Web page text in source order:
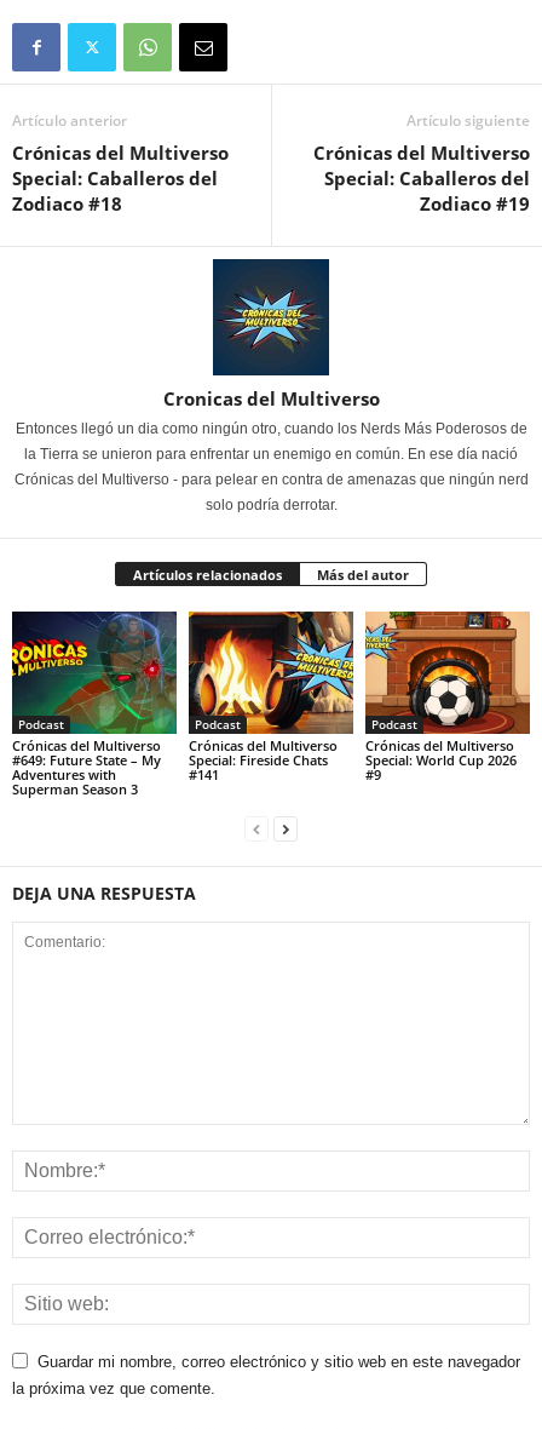
Artículo anterior
Crónicas del Multiverso
Special: Caballeros del
Zodiaco #18
Artículo siguiente
Crónicas del Multiverso
Special: Caballeros del
Zodiaco #19
Cronicas del Multiverso
Entonces llegó un dia como ningún otro, cuando los Nerds Más Poderosos de
la Tierra se unieron para enfrentar un enemigo en común. En ese día nació
Crónicas del Multiverso - para pelear en contra de amenazas que ningún nerd
solo podría derrotar.
Artículos relacionados Más del autor
Podcast
Crónicas del Multiverso
#649: Future State – My
Adventures with
Superman Season 3
Podcast
Crónicas del Multiverso
Special: Fireside Chats
#141
Podcast
Crónicas del Multiverso
Special: World Cup 2026
#9
DEJA UNA RESPUESTA
Guardar mi nombre, correo electrónico y sitio web en este navegador
la próxima vez que comente.